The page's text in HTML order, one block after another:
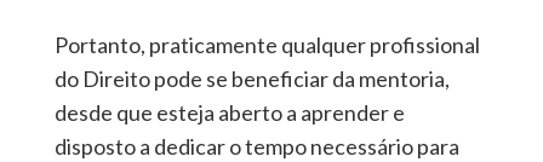
Portanto, praticamente qualquer profissional
do Direito pode se beneficiar da mentoria,
desde que esteja aberto a aprender e
disposto a dedicar o tempo necessário para